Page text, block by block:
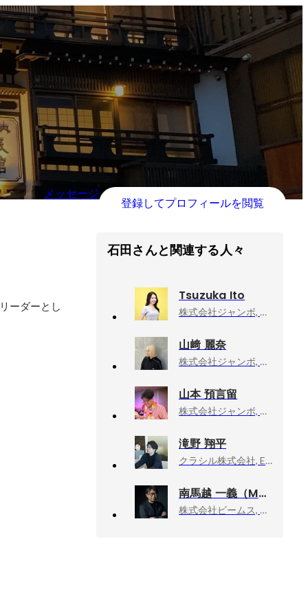
メッセージ
登録してプロフィールを閲覧
ーダーとし
石田さんと関連する人々
Tsuzuka Ito
株式会社ジャンボ, HR
山﨑 麗奈
株式会社ジャンボ, マーケティング
山本 預言留
株式会社ジャンボ, チームリーダー
滝野 翔平
クラシル株式会社, Engineering Div
南馬越 一義（MAGO）
株式会社ビームス, ディレクターズルーム エグゼクティブディレクター